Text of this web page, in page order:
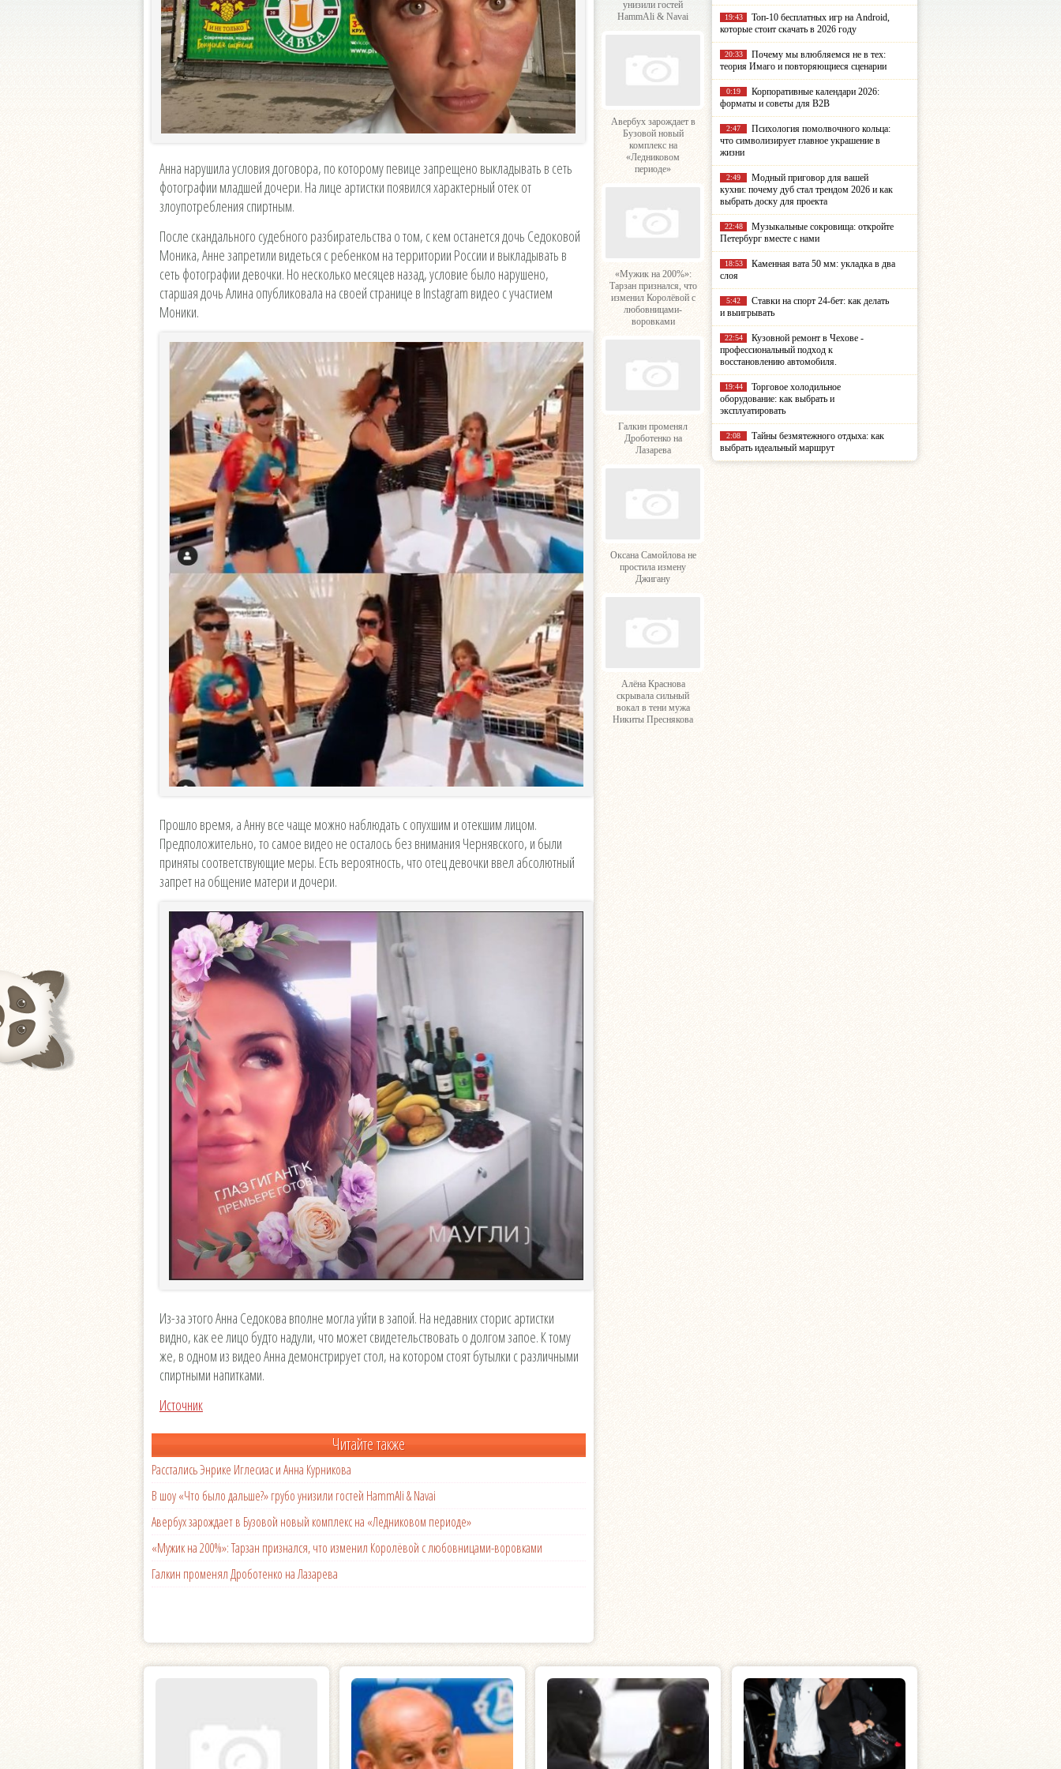
Анна нарушила условия договора, по которому певице запрещено выкладывать в сеть
фотографии младшей дочери. На лице артистки появился характерный отек от
злоупотребления спиртным.
После скандального судебного разбирательства о том, с кем останется дочь Седоковой
Моника, Анне запретили видеться с ребенком на территории России и выкладывать в
сеть фотографии девочки. Но несколько месяцев назад, условие было нарушено,
старшая дочь Алина опубликовала на своей странице в Instagram видео с участием
Моники.
Прошло время, а Анну все чаще можно наблюдать с опухшим и отекшим лицом.
Предположительно, то самое видео не осталось без внимания Чернявского, и были
приняты соответствующие меры. Есть вероятность, что отец девочки ввел абсолютный
запрет на общение матери и дочери.
Из-за этого Анна Седокова вполне могла уйти в запой. На недавних сторис артистки
видно, как ее лицо будто надули, что может свидетельствовать о долгом запое. К тому
же, в одном из видео Анна демонстрирует стол, на котором стоят бутылки с различными
спиртными напитками.
Источник
Читайте также
Расстались Энрике Иглесиас и Анна Курникова
В шоу «Что было дальше?» грубо унизили гостей HammAli & Navai
Авербух зарождает в Бузовой новый комплекс на «Ледниковом периоде»
«Мужик на 200%»: Тарзан признался, что изменил Королёвой с любовницами-воровками
Галкин променял Дроботенко на Лазарева
унизили гостей
HammAli & Navai
Авербух зарождает в
Бузовой новый
комплекс на
«Ледниковом
периоде»
«Мужик на 200%»:
Тарзан признался, что
изменил Королёвой с
любовницами-
воровками
Галкин променял
Дроботенко на
Лазарева
Оксана Самойлова не
простила измену
Джигану
Алёна Краснова
скрывала сильный
вокал в тени мужа
Никиты Преснякова
19:43
Топ-10 бесплатных игр на Android,
которые стоит скачать в 2026 году
20:33
Почему мы влюбляемся не в тех:
теория Имаго и повторяющиеся сценарии
0:19
Корпоративные календари 2026:
форматы и советы для B2B
2:47
Психология помолвочного кольца:
что символизирует главное украшение в
жизни
2:49
Модный приговор для вашей
кухни: почему дуб стал трендом 2026 и как
выбрать доску для проекта
22:48
Музыкальные сокровища: откройте
Петербург вместе с нами
18:53
Каменная вата 50 мм: укладка в два
слоя
5:42
Ставки на спорт 24-бет: как делать
и выигрывать
22:54
Кузовной ремонт в Чехове -
профессиональный подход к
восстановлению автомобиля.
19:44
Торговое холодильное
оборудование: как выбрать и
эксплуатировать
2:08
Тайны безмятежного отдыха: как
выбрать идеальный маршрут